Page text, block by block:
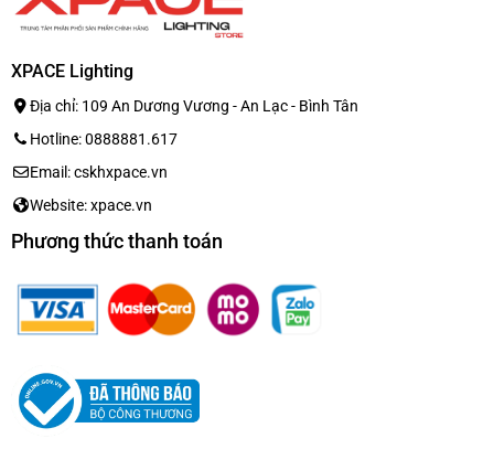
XPACE Lighting
Địa chỉ: 109 An Dương Vương - An Lạc - Bình Tân
Hotline: 0888881.617
Email: cskhxpace.vn
Website: xpace.vn
Phương thức thanh toán